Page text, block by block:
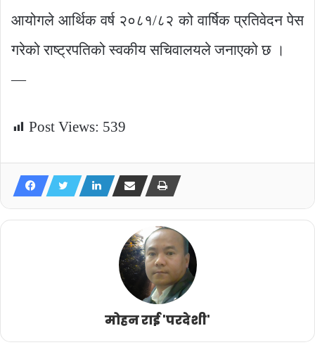
आयोगले आर्थिक वर्ष २०८१/८२ को वार्षिक प्रतिवेदन पेस
गरेको राष्ट्रपतिको स्वकीय सचिवालयले जनाएको छ ।
—
Post Views: 539
मोहन राई 'परदेशी'